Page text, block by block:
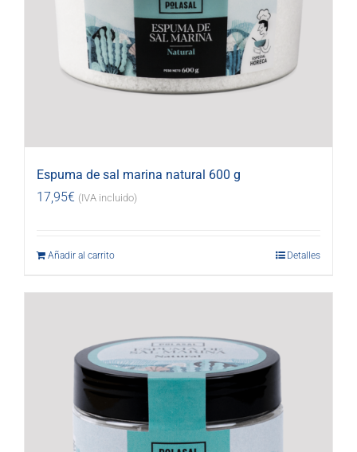
Espuma de sal marina natural 600 g
17,95€ (IVA incluido)
Añadir al carrito Detalles